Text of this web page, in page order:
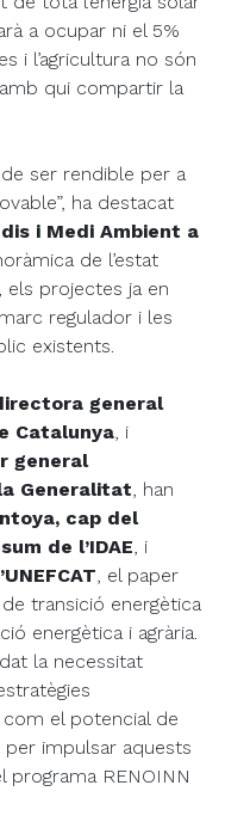
a ocupar ni el 5%
i l’agricultura no són
qui compartir la
de ser rendible per a
ha destacat
i Medi Ambient a
de l’estat
els projectes ja en
regulador i les
existents.
general
Catalunya, i
general
Generalitat, han
cap del
de l’IDAE, i
, el paper
transició energètica
energètica i agrària.
la necessitat
el potencial de
impulsar aquests
RENOINN